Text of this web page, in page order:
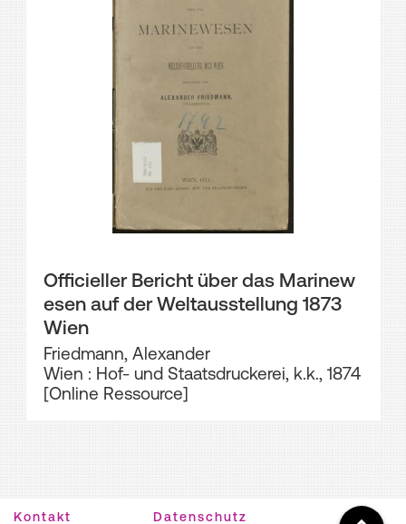
Officieller Bericht über das Marinew
esen auf der Weltausstellung 1873
Wien
Friedmann, Alexander
Wien : Hof- und Staatsdruckerei, k.k., 1874
[Online Ressource]
Kontakt Datenschutz